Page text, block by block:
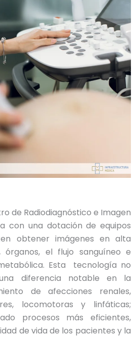
de Radiodiagnóstico e Imagen
con una dotación de equipos
obtener imágenes en alta
órganos, el flujo sanguíneo e
Esta tecnología no
diferencia notable en la
de afecciones renales,
locomotoras y linfáticas;
procesos más eficientes,
de vida de los pacientes y la